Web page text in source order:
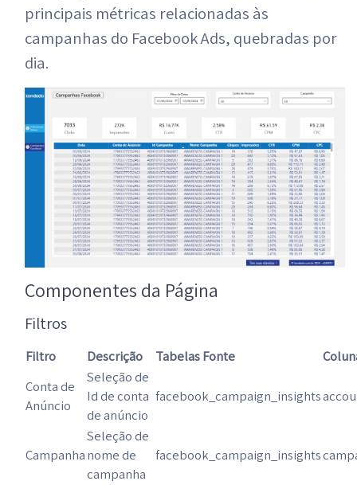
principais métricas relacionadas às
campanhas do Facebook Ads, quebradas por
dia.
Componentes da Página
Filtros
Filtro Descrição Tabelas Fonte
Conta de
Anúncio
Seleção de
Id de conta
de anúncio
facebook_campaign_insights
Campanha
Seleção de
nome de
campanha
facebook_campaign_insights